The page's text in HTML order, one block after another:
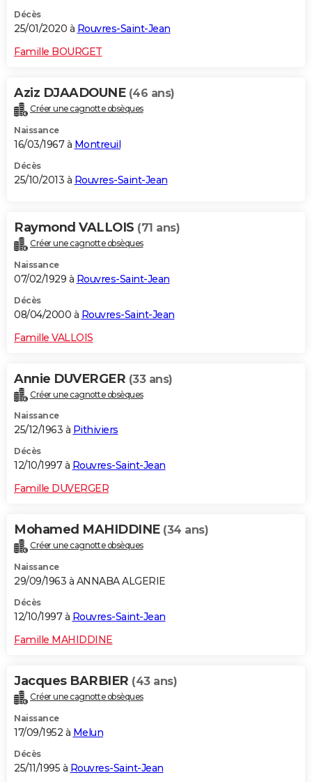
S'inscrire
Se connecter
Lycées
Collèges
Primaires
Universités
Entreprises
Service militaire
Avis de recherche
AVIS DE DÉCÈS
Décès
25/01/2020 à Rouvres-Saint-Jean
Famille BOURGET
Aziz DJAADOUNE (46 ans)
Créer une cagnotte obsèques
Naissance
16/03/1967 à Montreuil
Décès
25/10/2013 à Rouvres-Saint-Jean
Raymond VALLOIS (71 ans)
Créer une cagnotte obsèques
Naissance
07/02/1929 à Rouvres-Saint-Jean
Décès
08/04/2000 à Rouvres-Saint-Jean
Famille VALLOIS
Annie DUVERGER (33 ans)
Créer une cagnotte obsèques
Naissance
25/12/1963 à Pithiviers
Décès
12/10/1997 à Rouvres-Saint-Jean
Famille DUVERGER
Mohamed MAHIDDINE (34 ans)
Créer une cagnotte obsèques
Naissance
29/09/1963 à ANNABA ALGERIE
Décès
12/10/1997 à Rouvres-Saint-Jean
Famille MAHIDDINE
Jacques BARBIER (43 ans)
Créer une cagnotte obsèques
Naissance
17/09/1952 à Melun
Décès
25/11/1995 à Rouvres-Saint-Jean